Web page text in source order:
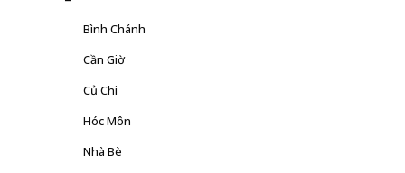
Bình Chánh
Cần Giờ
Củ Chi
Hóc Môn
Nhà Bè